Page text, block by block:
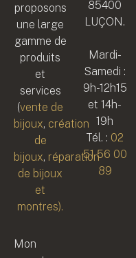
proposons
une large
gamme de
produits
et
services
(vente de
bijoux, création
de
bijoux, réparation
de bijoux
et
montres).
Mon
85400
LUÇON.
Mardi-
Samedi :
9h-12h15
et 14h-
19h
Tél. : 02
51 56 00
89